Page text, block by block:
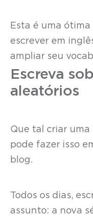
Esta é uma
escrever em
ampliar seu
Escreva
aleatórios
Que tal criar uma
pode fazer isso
blog.
Todos os dias,
assunto: a nova